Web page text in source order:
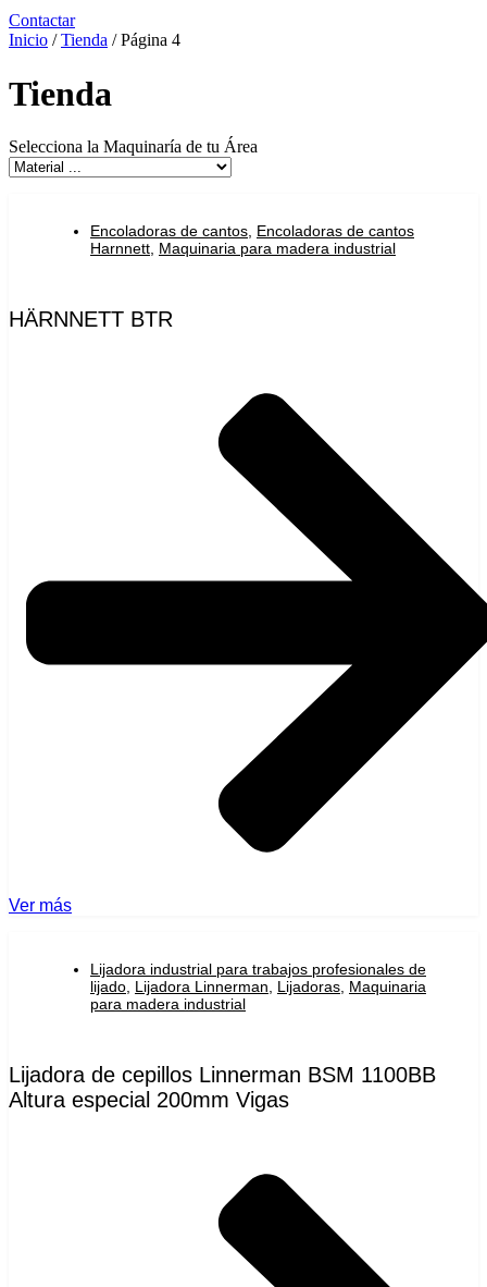
Contactar
Inicio /Tienda / Página 4
Tienda
Selecciona la Maquinaría de tu Área
Encoladoras de cantos Encoladoras de cantos
Harnnett Maquinaria para madera industrial
HÄRNNETT BTR
Ver más
Lijadora industrial para trabajos profesionales de
lijado Lijadora Linnerman Lijadoras Maquinaria
para madera industrial
Lijadora de cepillos Linnerman BSM 1100BB
Altura especial 200mm Vigas